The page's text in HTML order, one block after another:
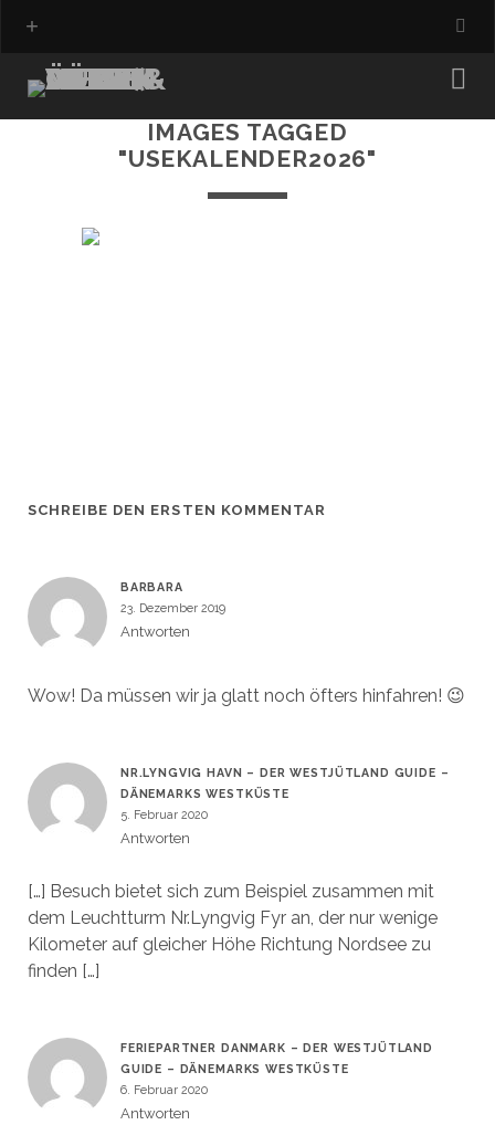
IMAGES TAGGED
"USEKALENDER2026"
SCHREIBE DEN ERSTEN KOMMENTAR
BARBARA
23. Dezember 2019
Antworten
Wow! Da müssen wir ja glatt noch öfters hinfahren! 😉
NR.LYNGVIG HAVN – DER WESTJÜTLAND GUIDE –
DÄNEMARKS WESTKÜSTE
5. Februar 2020
Antworten
[…] Besuch bietet sich zum Beispiel zusammen mit
dem Leuchtturm Nr.Lyngvig Fyr an, der nur wenige
Kilometer auf gleicher Höhe Richtung Nordsee zu
finden […]
FERIEPARTNER DANMARK – DER WESTJÜTLAND
GUIDE – DÄNEMARKS WESTKÜSTE
6. Februar 2020
Antworten